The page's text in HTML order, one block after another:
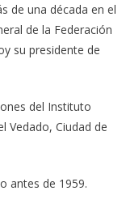
de una década en el
de la Federación
su presidente de
del Instituto
Vedado, Ciudad de
antes de 1959.